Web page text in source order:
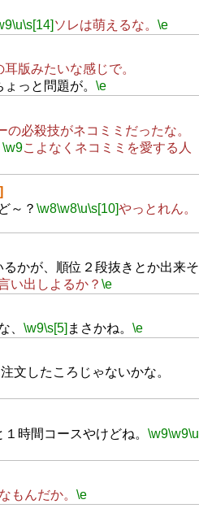
\u\s[14] ソレは萌えるな。 \e
版みたいな感じで。
っと問題が。 \e
必殺技がネコミミだったな。
\w9こよなくネコミミを愛する人
～？ \w8\w8\u\s[10]やっとれん。
るかが、順位２段抜きとか出来そ
い出しよるか？ \e
、 \w9\s[5] まさかね。 \e
文したころじゃないかな。
時間コースやけどね。 \w9\w9\u
もんだか。 \e